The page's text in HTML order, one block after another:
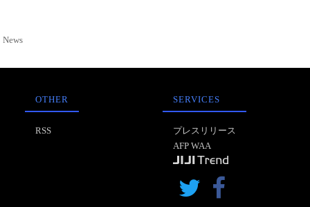
OTHER
RSS
SERVICES
プレスリリース
AFP WAA